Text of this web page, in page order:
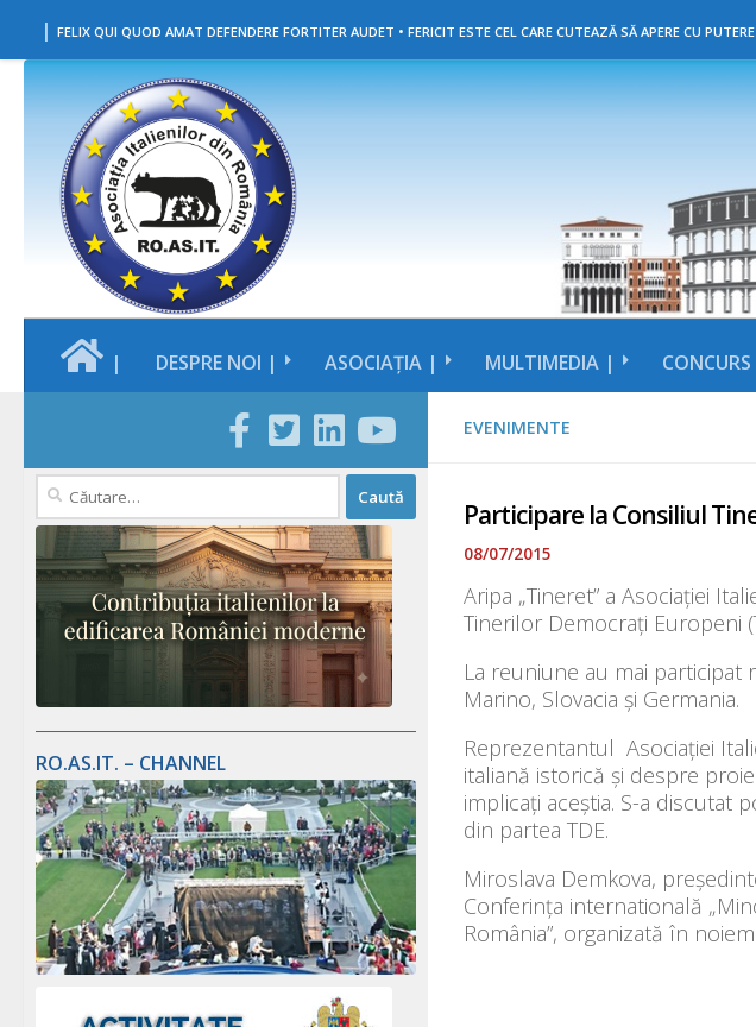
Skip to content
| FELIX QUI QUOD AMAT DEFENDERE FORTITER AUDET • FERICIT ESTE CEL CARE CUTEAZĂ SĂ APERE CU
| DESPRE NOI | ASOCIAȚIA | MULTIMEDIA |
EVENIMENTE
Participare la Consiliul
08/07/2015
Aripa „Tineret” a Asociației
Tinerilor Democrați Europeni
La reuniune au mai participat
Marino, Slovacia și Germania.
Reprezentantul Asociației
italiană istorică și despre
implicați aceștia. S-a discutat
din partea TDE.
Miroslava Demkova,
Conferința internatională
România”, organizată în
Caută
RO.AS.IT. – CHANNEL